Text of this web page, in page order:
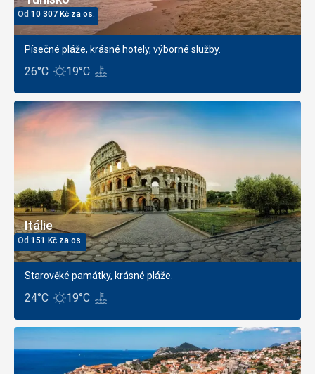
Od 10 307 Kč za os.
Písečné pláže, krásné hotely, výborné služby.
26°C 19°C
Itálie
Od 151 Kč za os.
Starověké památky, krásné pláže.
24°C 19°C